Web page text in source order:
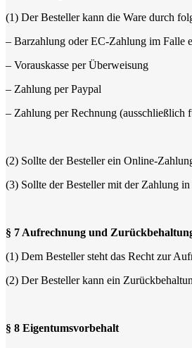
(1) Der Besteller kann die Ware durch
– Barzahlung oder EC-Zahlung im Falle
– Vorauskasse per Überweisung
– Zahlung per Paypal
– Zahlung per Rechnung (ausschließlich
(2) Sollte der Besteller ein Online-
(3) Sollte der Besteller mit der Zahlung
§ 7 Aufrechnung und
(1) Dem Besteller steht das Recht zur
(2) Der Besteller kann ein
§ 8 Eigentumsvorbehalt